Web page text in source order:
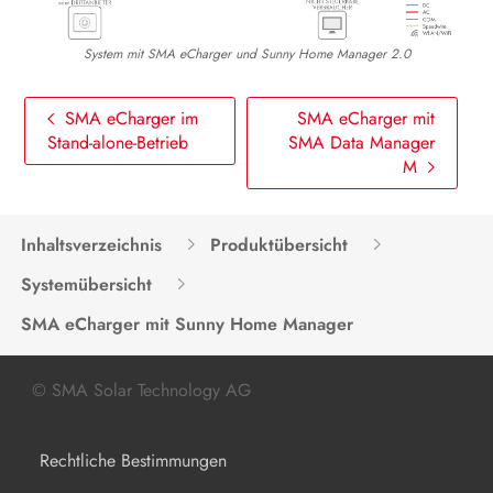
System mit SMA eCharger und Sunny Home Manager 2.0
SMA eCharger im
Stand-alone-Betrieb
SMA eCharger mit
SMA Data Manager
M
Inhaltsverzeichnis
Produktübersicht
Systemübersicht
SMA eCharger mit Sunny Home Manager
© SMA Solar Technology AG
Rechtliche Bestimmungen
Produkt spannungsfrei schalten
Reinigung
Fehlerbehebung
Entsorgung
Technische Daten
Zubehör
Kontakt